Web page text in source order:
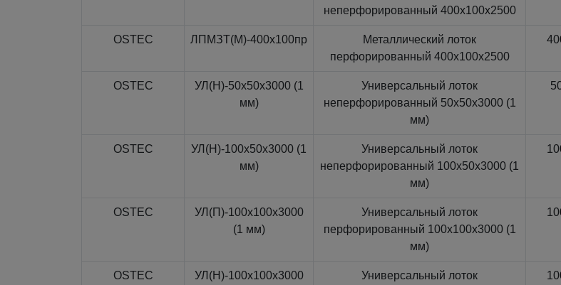
неперфорированный 400x100x2500
OSTEC ЛПМЗТ(М)-400x100пр
Металлический лоток
перфорированный 400x100x2500
OSTEC
УЛ(Н)-50x50x3000 (1
мм)
Универсальный лоток
неперфорированный 50x50x3000 (1
мм)
OSTEC
УЛ(Н)-100x50x3000 (1
мм)
Универсальный лоток
неперфорированный 100x50x3000 (1
мм)
OSTEC
УЛ(П)-100x100x3000
(1 мм)
Универсальный лоток
перфорированный 100x100x3000 (1
мм)
OSTEC
УЛ(Н)-100x100x3000
Универсальный лоток